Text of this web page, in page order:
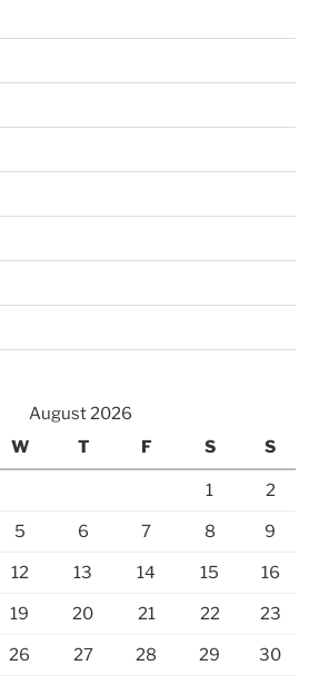
August 2026
W T F S S
1 2
5 6 7 8 9
12 13 14 15 16
19 20 21 22 23
26 27 28 29 30